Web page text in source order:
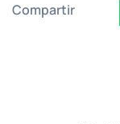
Compartir